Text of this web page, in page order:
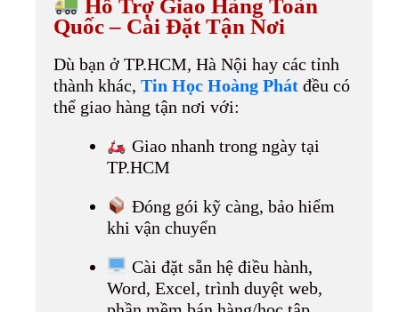
Hỗ Trợ Giao Hàng Toàn
Quốc – Cài Đặt Tận Nơi
Dù bạn ở TP.HCM, Hà Nội hay các tỉnh
thành khác, Tin Học Hoàng Phát đều có
thể giao hàng tận nơi với:
Giao nhanh trong ngày tại
TP.HCM
Đóng gói kỹ càng, bảo hiểm
khi vận chuyển
Cài đặt sẵn hệ điều hành,
Word, Excel, trình duyệt web,